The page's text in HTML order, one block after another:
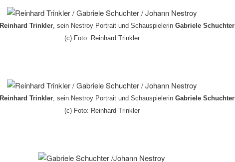
Reinhard Trinkler, sein Nestroy Portrait und Schauspielerin Gabriele Schuchter
(c) Foto: Reinhard Trinkler
Reinhard Trinkler, sein Nestroy Portrait und Schauspielerin Gabriele Schuchter
(c) Foto: Reinhard Trinkler